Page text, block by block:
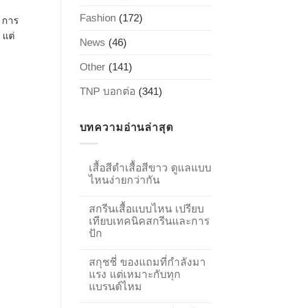
าร
แต่
Fashion(172)
News (46)
Other(141)
TNP บอกต่อ (341)
บทความอ่านล่าสุด
เสื้อสีดำเสื้อสีขาว ดูแลแบบ
ไหนง่ายกว่ากัน
สกรีนเสื้อแบบไหน เปรียบ
เทียบเทคนิคสกรีนและการ
ปัก
สกุชชี่ ของแถมที่กำลังมา
แรง แต่เหมาะกับทุก
แบรนด์ไหม